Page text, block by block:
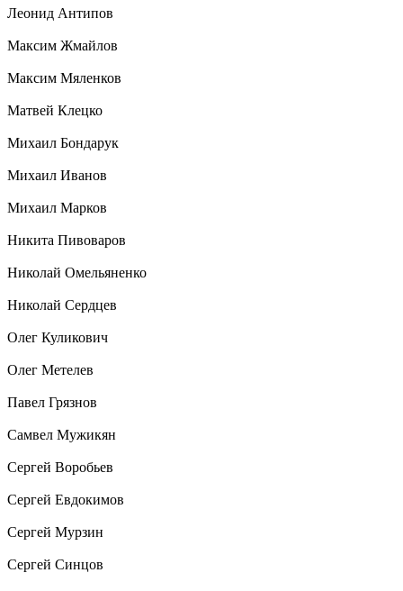
Леонид Антипов
Максим Жмайлов
Максим Мяленков
Матвей Клецко
Михаил Бондарук
Михаил Иванов
Михаил Марков
Никита Пивоваров
Николай Омельяненко
Николай Сердцев
Олег Куликович
Олег Метелев
Павел Грязнов
Самвел Мужикян
Сергей Воробьев
Сергей Евдокимов
Сергей Мурзин
Сергей Синцов